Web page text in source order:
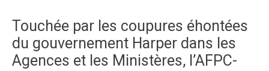
Touchée par les coupures éhontées
du gouvernement Harper dans les
Agences et les Ministères, l’AFPC-